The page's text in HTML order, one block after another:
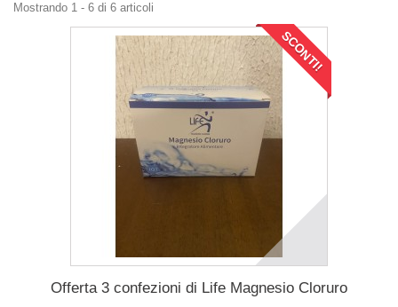
Mostrando 1 - 6 di 6 articoli
SCONTI!
Offerta 3 confezioni di Life Magnesio Cloruro